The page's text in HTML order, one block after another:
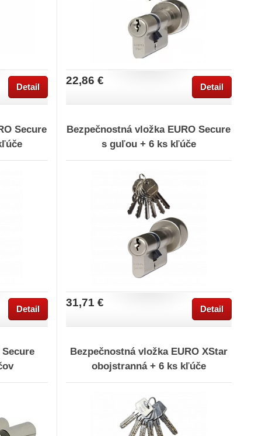
Detail
22,86 €
Detail
Secure
Detail
Bezpečnostná vložka EURO Secure
s guľou + 6 ks kľúče
31,71 €
Detail
Bezpečnostná vložka EURO XStar
obojstranná + 6 ks kľúče